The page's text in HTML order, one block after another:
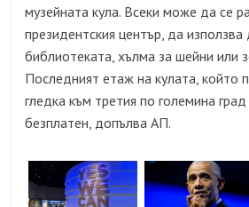
музейната кула. Всеки може да се
президентския център, да
библиотеката, хълма за шейни или
Последният етаж на кулата, който
гледка към третия по големина
безплатен, допълва АП.